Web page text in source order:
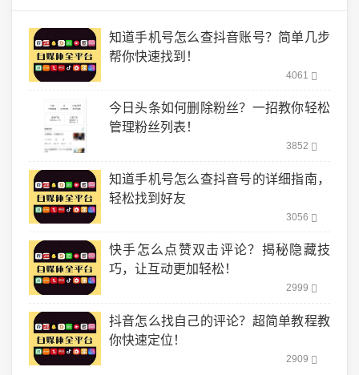
知道手机号怎么查抖音账号？简单几步
帮你快速找到！
4061
今日头条如何删除粉丝？一招教你轻松
管理粉丝列表！
3852
知道手机号怎么查抖音号的详细指南，
轻松找到好友
3056
快手怎么点赞双击评论？揭秘隐藏技
巧，让互动更加轻松！
2999
抖音怎么找自己的评论？超简单教程教
你快速定位！
2909